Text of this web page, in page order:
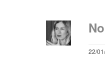
22/